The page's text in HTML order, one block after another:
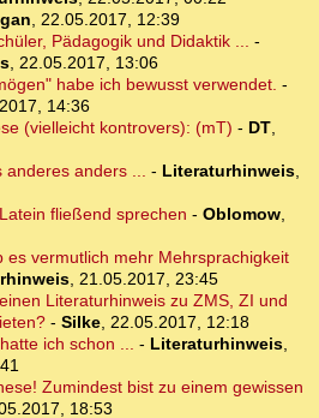
, 22.05.2017, 12:39
Pädagogik und Didaktik ... -
, 22.05.2017, 13:06
habe ich bewusst verwendet. -
14:36
(vielleicht kontrovers): (mT) - DT,
anderes anders ... - Literaturhinweis,
fließend sprechen - Oblomow,
es vermutlich mehr Mehrsprachigkeit
, 21.05.2017, 23:45
Literaturhinweis zu ZMS, ZI und
- Silke, 22.05.2017, 12:18
ich schon ... - Literaturhinweis,
Zumindest bist zu einem gewissen
18:53